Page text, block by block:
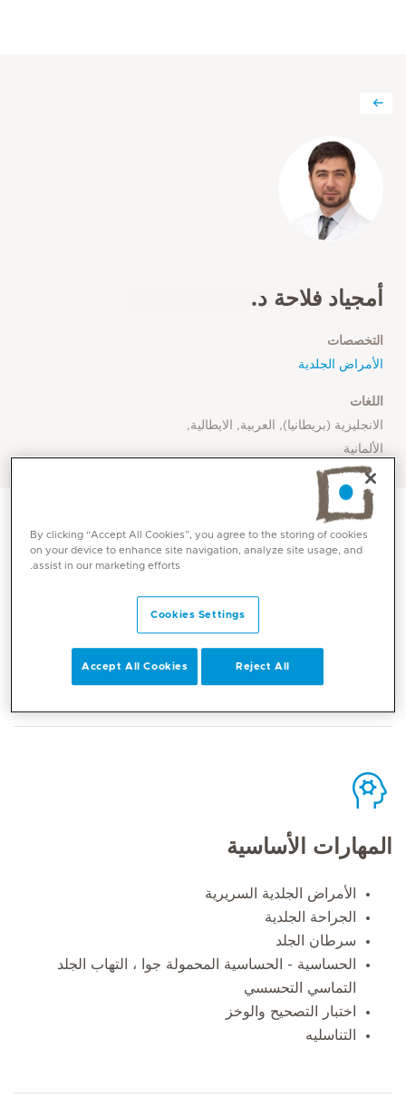
أمجياد فلاحة د.
التخصصات
الأمراض الجلدية
اللغات
الانجليزية (بريطانيا), العربية, الايطالية,
الألمانية
Mediclinic Middle East Corporate Office
المهارات الأساسية
الأمراض الجلدية السريرية
الجراحة الجلدية
سرطان الجلد
الحساسية - الحساسية المحمولة جوا ، التهاب الجلد
التماسي التحسسي
اختبار التصحيح والوخز
التناسليه
By clicking “Accept All Cookies”, you agree to the storing of cookies
on your device to enhance site navigation, analyze site usage, and
assist in our marketing efforts.
Cookies Settings
Reject All
Accept All Cookies